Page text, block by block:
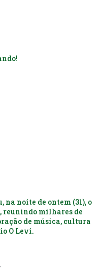
noite de ontem (31), o
reunindo milhares de
de música, cultura
O Levi.